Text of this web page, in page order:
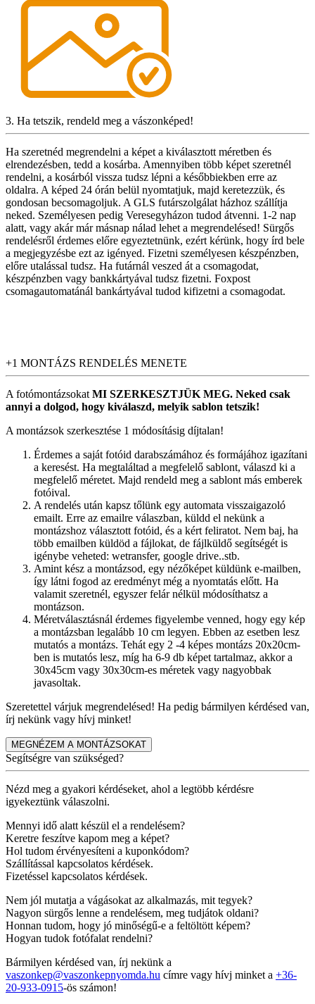
3. Ha tetszik, rendeld meg a vászonképed!
Ha szeretnéd megrendelni a képet a kiválasztott méretben és
elrendezésben, tedd a kosárba. Amennyiben több képet szeretnél
rendelni, a kosárból vissza tudsz lépni a későbbiekben erre az
oldalra. A képed 24 órán belül nyomtatjuk, majd keretezzük, és
gondosan becsomagoljuk. A GLS futárszolgálat házhoz szállítja
neked. Személyesen pedig Veresegyházon tudod átvenni. 1-2 nap
alatt, vagy akár már másnap nálad lehet a megrendelésed! Sürgős
rendelésről érdemes előre egyeztetnünk, ezért kérünk, hogy írd bele
a megjegyzésbe ezt az igényed. Fizetni személyesen készpénzben,
előre utalással tudsz. Ha futárnál veszed át a csomagodat,
készpénzben vagy bankkártyával tudsz fizetni. Foxpost
csomagautomatánál bankártyával tudod kifizetni a csomagodat.
+1 MONTÁZS RENDELÉS MENETE
A fotómontázsokat MI SZERKESZTJÜK MEG. Neked csak
annyi a dolgod, hogy kiválaszd, melyik sablon tetszik!
A montázsok szerkesztése 1 módosításig díjtalan!
Érdemes a saját fotóid darabszámához és formájához igazítani
a keresést. Ha megtaláltad a megfelelő sablont, válaszd ki a
megfelelő méretet. Majd rendeld meg a sablont más emberek
fotóival.
A rendelés után kapsz tőlünk egy automata visszaigazoló
emailt. Erre az emailre válaszban, küldd el nekünk a
montázshoz választott fotóid, és a kért feliratot. Nem baj, ha
több emailben küldöd a fájlokat, de fájlküldő segítségét is
igénybe veheted: wetransfer, google drive..stb.
Amint kész a montázsod, egy nézőképet küldünk e-mailben,
így látni fogod az eredményt még a nyomtatás előtt. Ha
valamit szeretnél, egyszer felár nélkül módosíthatsz a
montázson.
Méretválasztásnál érdemes figyelembe venned, hogy egy kép
a montázsban legalább 10 cm legyen. Ebben az esetben lesz
mutatós a montázs. Tehát egy 2 -4 képes montázs 20x20cm-
ben is mutatós lesz, míg ha 6-9 db képet tartalmaz, akkor a
30x45cm vagy 30x30cm-es méretek vagy nagyobbak
javasoltak.
Szeretettel várjuk megrendelésed! Ha pedig bármilyen kérdésed van,
írj nekünk vagy hívj minket!
MEGNÉZEM A MONTÁZSOKAT
Segítségre van szükséged?
Nézd meg a gyakori kérdéseket, ahol a legtöbb kérdésre
igyekeztünk válaszolni.
Mennyi idő alatt készül el a rendelésem?
Keretre feszítve kapom meg a képet?
Hol tudom érvényesíteni a kuponkódom?
Szállítással kapcsolatos kérdések.
Fizetéssel kapcsolatos kérdések.
Nem jól mutatja a vágásokat az alkalmazás, mit tegyek?
Nagyon sürgős lenne a rendelésem, meg tudjátok oldani?
Honnan tudom, hogy jó minőségű-e a feltöltött képem?
Hogyan tudok fotófalat rendelni?
Bármilyen kérdésed van, írj nekünk a
vaszonkep@vaszonkepnyomda.hu címre vagy hívj minket a +36-
20-933-0915-ös számon!